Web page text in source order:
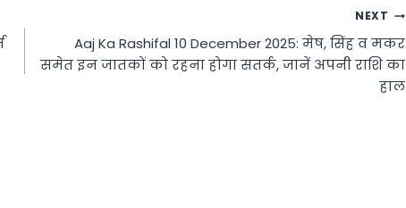
NEXT
Aaj Ka Rashifal 10 December 2025: मेष, सिंह व मकर
समेत इन जातकों को रहना होगा सतर्क, जानें अपनी राशि का
हाल